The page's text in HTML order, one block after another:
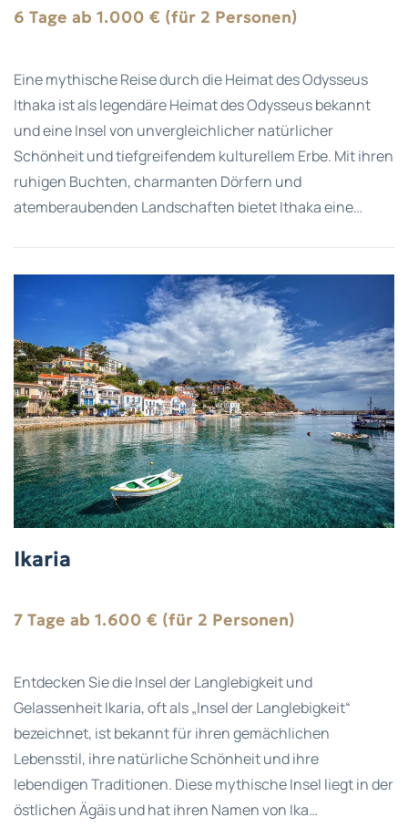
6 Tage ab 1.000 € (für 2 Personen)
Eine mythische Reise durch die Heimat des Odysseus
Ithaka ist als legendäre Heimat des Odysseus bekannt
und eine Insel von unvergleichlicher natürlicher
Schönheit und tiefgreifendem kulturellem Erbe. Mit ihren
ruhigen Buchten, charmanten Dörfern und
atemberaubenden Landschaften bietet Ithaka eine…
Ikaria
7 Tage ab 1.600 € (für 2 Personen)
Entdecken Sie die Insel der Langlebigkeit und
Gelassenheit Ikaria, oft als „Insel der Langlebigkeit“
bezeichnet, ist bekannt für ihren gemächlichen
Lebensstil, ihre natürliche Schönheit und ihre
lebendigen Traditionen. Diese mythische Insel liegt in der
östlichen Ägäis und hat ihren Namen von Ika…